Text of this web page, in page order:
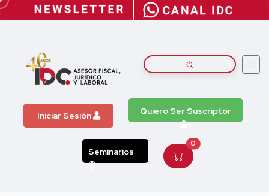
Iniciar Sesión Quiero Ser Suscriptor
Seminarios
0